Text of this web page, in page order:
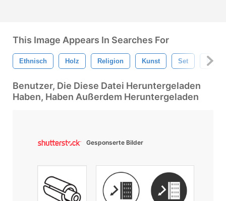
This Image Appears In Searches For
Ethnisch Holz Religion Kunst Set Braun
Benutzer, Die Diese Datei Heruntergeladen
Haben, Haben Außerdem Heruntergeladen
Gesponserte Bilder